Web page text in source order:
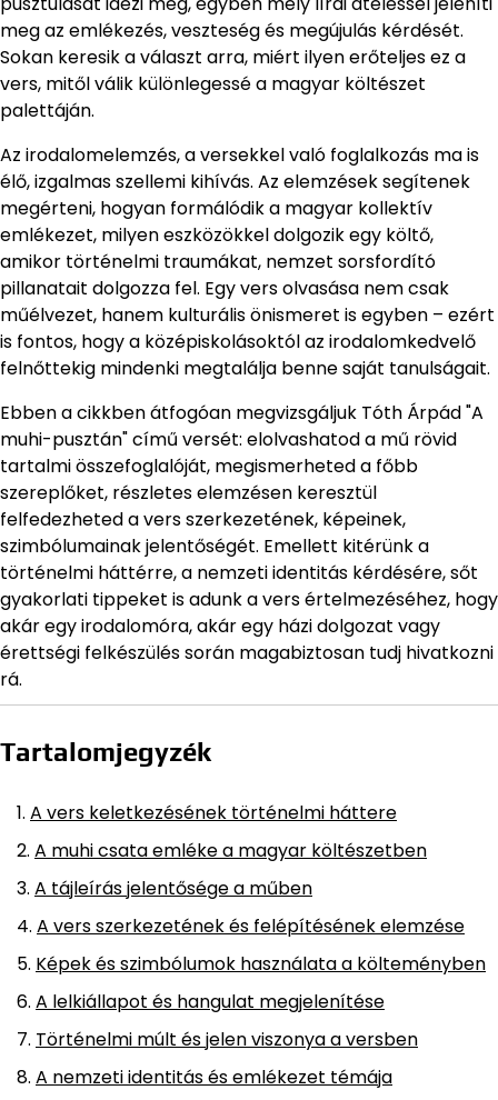
meg az emlékezés, veszteség és megújulás kérdését.
Sokan keresik a választ arra, miért ilyen erőteljes ez a
vers, mitől válik különlegessé a magyar költészet
palettáján.
Az irodalomelemzés, a versekkel való foglalkozás ma is
élő, izgalmas szellemi kihívás. Az elemzések segítenek
megérteni, hogyan formálódik a magyar kollektív
emlékezet, milyen eszközökkel dolgozik egy költő,
amikor történelmi traumákat, nemzet sorsfordító
pillanatait dolgozza fel. Egy vers olvasása nem csak
műélvezet, hanem kulturális önismeret is egyben – ezért
is fontos, hogy a középiskolásoktól az irodalomkedvelő
felnőttekig mindenki megtalálja benne saját tanulságait.
Ebben a cikkben átfogóan megvizsgáljuk Tóth Árpád "A
muhi-pusztán" című versét: elolvashatod a mű rövid
tartalmi összefoglalóját, megismerheted a főbb
szereplőket, részletes elemzésen keresztül
felfedezheted a vers szerkezetének, képeinek,
szimbólumainak jelentőségét. Emellett kitérünk a
történelmi háttérre, a nemzeti identitás kérdésére, sőt
gyakorlati tippeket is adunk a vers értelmezéséhez, hogy
akár egy irodalomóra, akár egy házi dolgozat vagy
érettségi felkészülés során magabiztosan tudj hivatkozni
rá.
Tartalomjegyzék
A vers keletkezésének történelmi háttere
A muhi csata emléke a magyar költészetben
A tájleírás jelentősége a műben
A vers szerkezetének és felépítésének elemzése
Képek és szimbólumok használata a költeményben
A lelkiállapot és hangulat megjelenítése
Történelmi múlt és jelen viszonya a versben
A nemzeti identitás és emlékezet témája